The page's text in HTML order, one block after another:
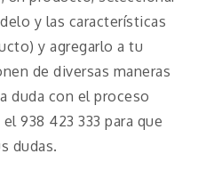
y las características
y agregarlo a tu
de diversas maneras
duda con el proceso
938 423 333 para que
dudas.